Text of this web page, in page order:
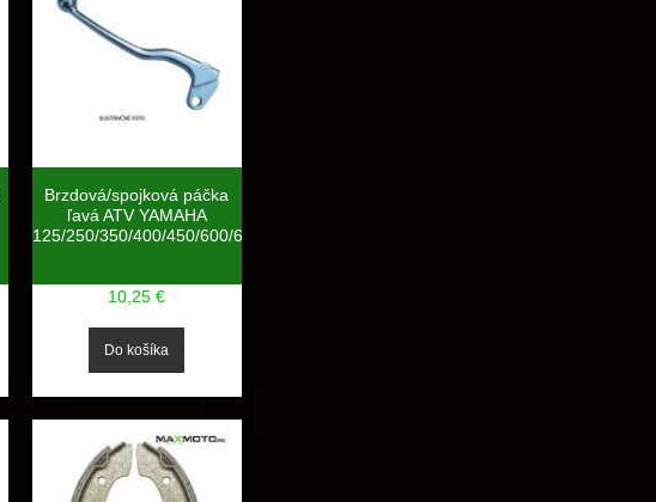
Brzdová/spojková páčka
ľavá ATV YAMAHA
125/250/350/400/450/600/6
10,25 €